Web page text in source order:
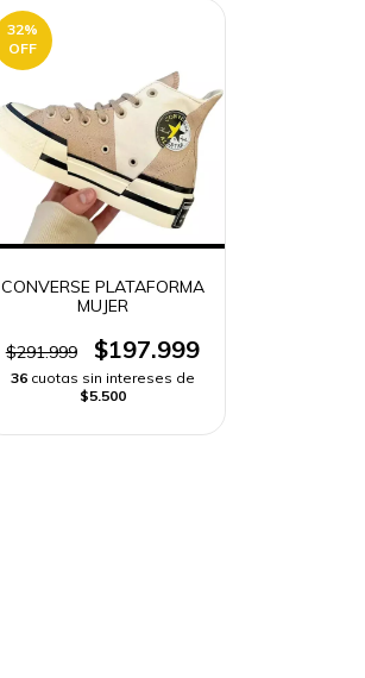
32%
OFF
CONVERSE PLATAFORMA
MUJER
$291.999 $197.999
36 cuotas sin intereses de
$5.500